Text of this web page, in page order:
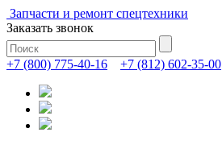
Запчасти и ремонт спецтехники
Заказать звонок
+7 (800) 775-40-16 +7 (812) 602-35-00